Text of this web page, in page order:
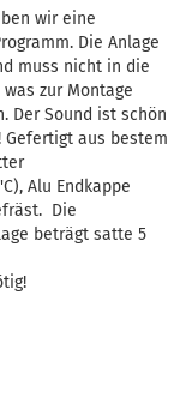
wir eine
Die Anlage
muss nicht in die
zur Montage
Der Sound ist schön
Gefertigt aus bestem
Alu Endkappe
Die
beträgt satte 5